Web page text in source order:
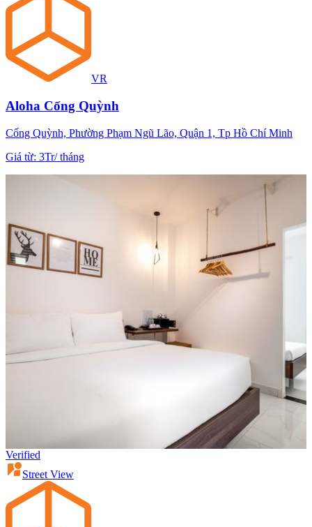
VR
Aloha Cống Quỳnh
Cống Quỳnh, Phường Phạm Ngũ Lão, Quận 1, Tp Hồ Chí Minh
Giá từ: 3Tr/tháng
Verified
Street View